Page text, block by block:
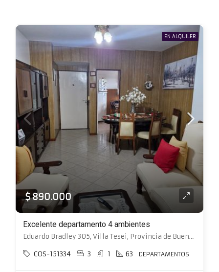
EN ALQUILER
$ 890.000
Excelente departamento 4 ambientes
Eduardo Bradley 305, Villa Tesei, Provincia de Buenos Aires, Argentina, Villa Santos Tesei, Hurlingham
COS-151334 3 1 63 DEPARTAMENTOS